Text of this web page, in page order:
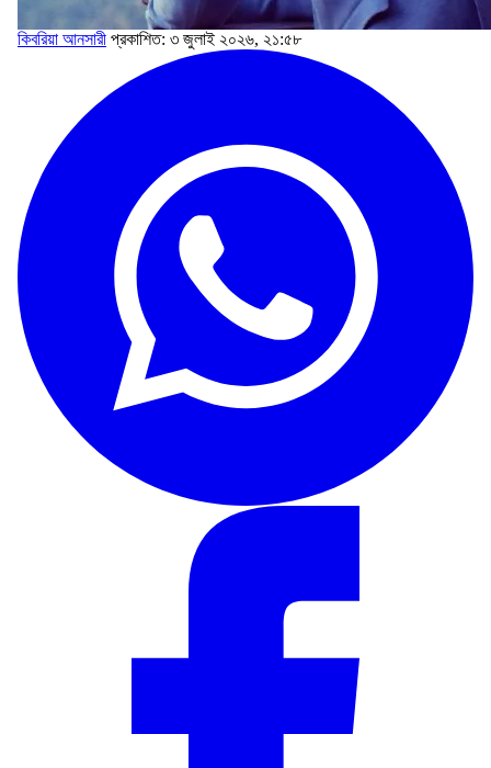
কিবরিয়া আনসারী প্রকাশিত: ৩ জুলাই ২০২৬, ২১:৫৮